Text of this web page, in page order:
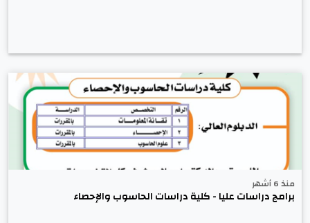
منذ 6 أشهر
برامج دراسات عليا - كلية دراسات الحاسوب والإحصاء